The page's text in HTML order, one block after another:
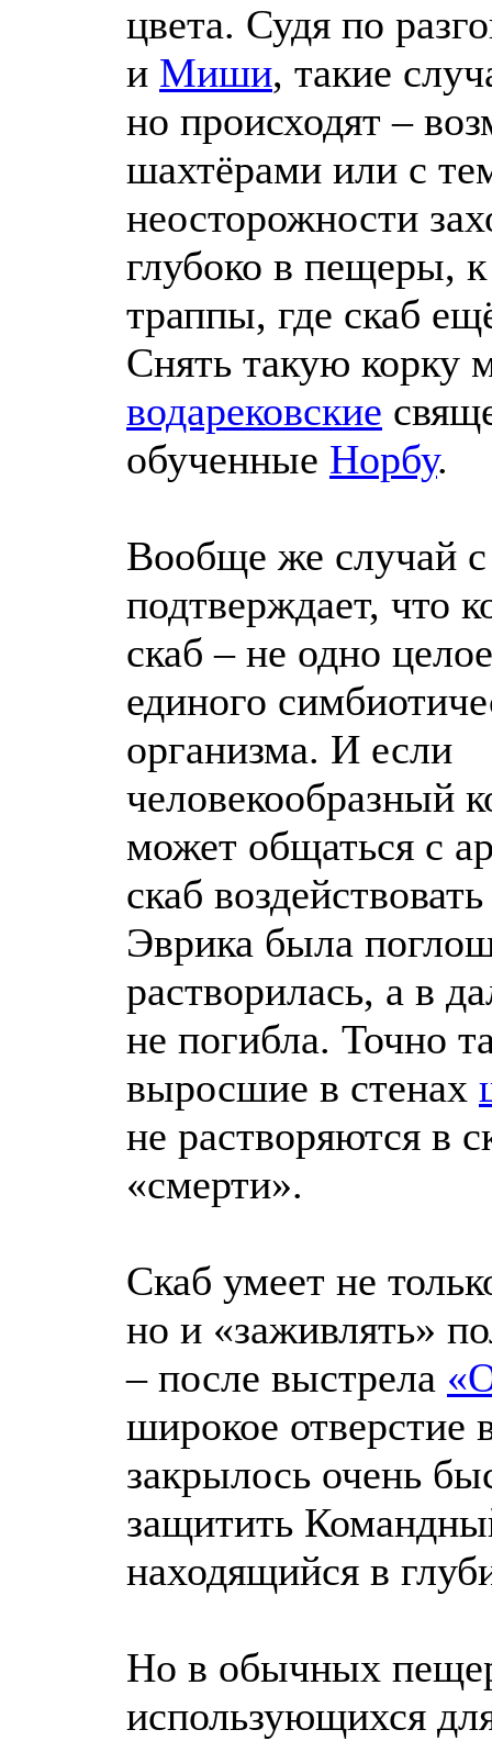
цвета. Судя по
и Миши, такие
но происходят –
шахтёрами или с
неосторожности
глубоко в пещеры,
траппы, где скаб
Снять такую корку
водарековские
обученные Норбу.
Вообще же случай
подтверждает, что
скаб – не одно
единого
организма. И если
человекообразный
может общаться с
скаб
Эврика была
растворилась, а в
не погибла. Точно
выросшие в стенах
не растворяются в
«смерти».
Скаб умеет не
но и «заживлять»
– после выстрела
широкое отверстие
закрылось очень
защитить
находящийся в
Но в обычных
использующихся